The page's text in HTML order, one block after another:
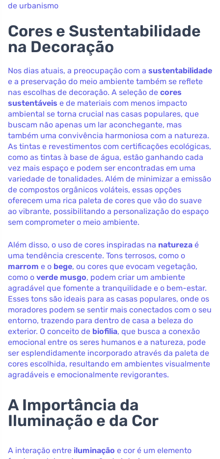
de urbanismo
Cores e Sustentabilidade
na Decoração
Nos dias atuais, a preocupação com a sustentabilidade
e a preservação do meio ambiente também se reflete
nas escolhas de decoração. A seleção de cores
sustentáveis e de materiais com menos impacto
ambiental se torna crucial nas casas populares, que
buscam não apenas um lar aconchegante, mas
também uma convivência harmoniosa com a natureza.
As tintas e revestimentos com certificações ecológicas,
como as tintas à base de água, estão ganhando cada
vez mais espaço e podem ser encontradas em uma
variedade de tonalidades. Além de minimizar a emissão
de compostos orgânicos voláteis, essas opções
oferecem uma rica paleta de cores que vão do suave
ao vibrante, possibilitando a personalização do espaço
sem comprometer o meio ambiente.
Além disso, o uso de cores inspiradas na natureza é
uma tendência crescente. Tons terrosos, como o
marrom e o bege, ou cores que evocam vegetação,
como o verde musgo, podem criar um ambiente
agradável que fomente a tranquilidade e o bem-estar.
Esses tons são ideais para as casas populares, onde os
moradores podem se sentir mais conectados com o seu
entorno, trazendo para dentro de casa a beleza do
exterior. O conceito de biofilia, que busca a conexão
emocional entre os seres humanos e a natureza, pode
ser esplendidamente incorporado através da paleta de
cores escolhida, resultando em ambientes visualmente
agradáveis e emocionalmente revigorantes.
A Importância da
Iluminação e da Cor
A interação entre iluminação e cor é um elemento